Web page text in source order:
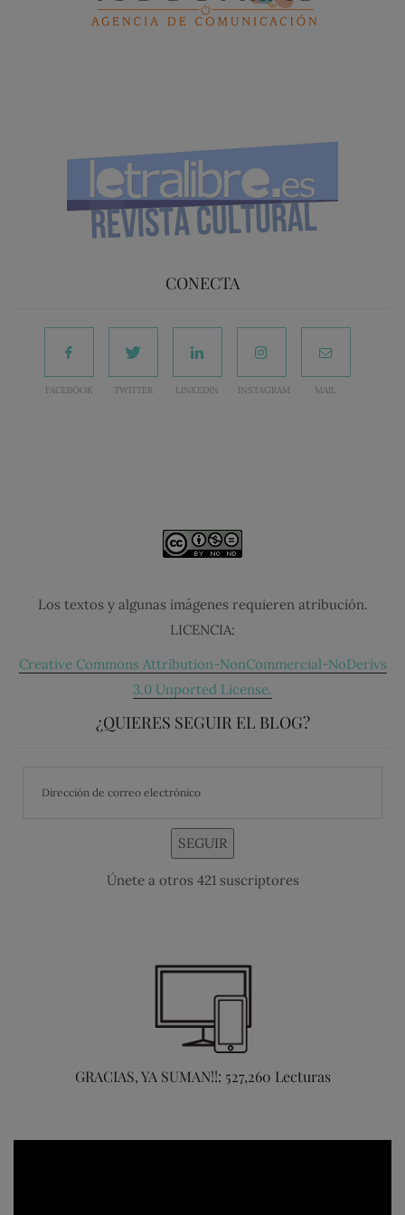
CONECTA
FACEBOOK TWITTER LINKEDIN INSTAGRAM MAIL
Los textos y algunas imágenes requieren atribución.
LICENCIA:
Creative Commons Attribution-NonCommercial-NoDerivs
3.0 Unported License.
¿QUIERES SEGUIR EL BLOG?
SEGUIR
Únete a otros 421 suscriptores
GRACIAS, YA SUMAN!!: 527,260 Lecturas